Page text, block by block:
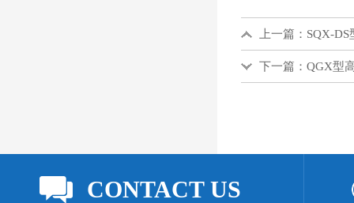
上一篇： SQX-
下一篇： QGX型
CONTACT US